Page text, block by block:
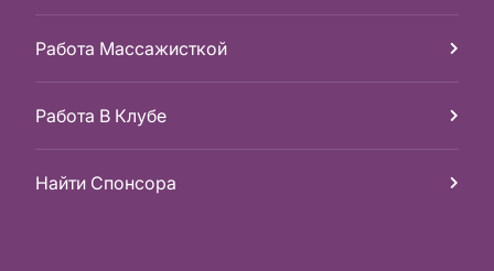
Работа Массажисткой
Работа В Клубе
Найти Спонсора